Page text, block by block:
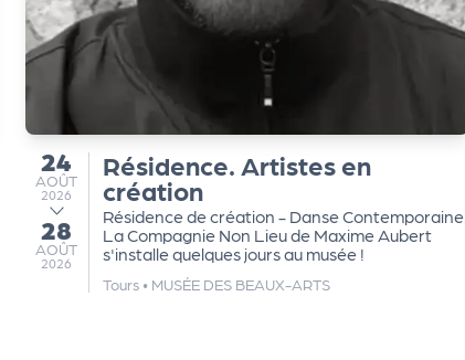
du
24
AOÛT
AOÛT
2026
au
28
AOÛT
AOÛT
2026
Résidence. Artistes en
création
Résidence de création - Danse Contemporaine.
La Compagnie Non Lieu de Maxime Aubert
s'installe quelques jours au musée !
Tours • MUSÉE DES BEAUX-ARTS